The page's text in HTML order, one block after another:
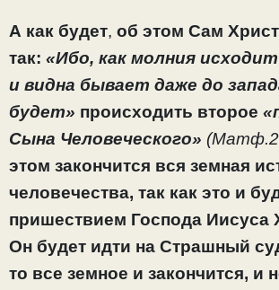
А как будет, об этом Сам
так: «Ибо, как молния
и видна бывает даже до
будет» происходить второе
Сына Человеческого»
этом закончится вся земная
человечества, так как это и
пришествием Господа Иисуса
Он будет идти на Страшный
то все земное и закончится, и